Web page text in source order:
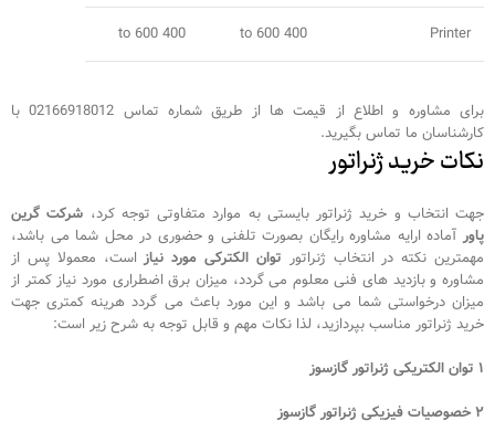
Printer
400 to 600
400 to 600
برای مشاوره و اطلاع از قیمت ها از طریق شماره تماس 02166918012 با
کارشناسان ما تماس بگیرید.
نکات خرید ژنراتور
جهت انتخاب و خرید ژنراتور بایستی به موارد متفاوتی توجه کرد، شرکت گرین
پاور آماده ارایه مشاوره رایگان بصورت تلفنی و حضوری در محل شما می باشد،
مهمترین نکته در انتخاب ژنراتور توان الکترکی مورد نیازاست، معمولا پس از
مشاوره و بازدید های فنی معلوم می گردد، میزان برق اضطراری مورد نیاز کمتر از
میزان درخواستی شما می باشد و این مورد باعث می گردد هرینه کمتری جهت
خرید ژنراتور مناسب بپردازید، لذا نکات مهم و قابل توجه به شرح زیر است:
۱ توان الکتریکی ژنراتور گازسوز
۲ خصوصیات فیزیکی ژنراتور گازسوز